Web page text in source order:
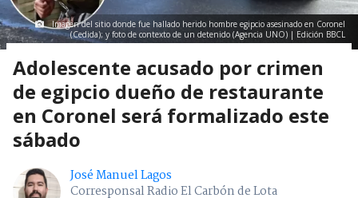
Imagen del sitio donde fue hallado herido hombre egipcio asesinado en Coronel
(Cedida); y foto de contexto de un detenido (Agencia UNO) | Edición BBCL
Adolescente acusado por crimen
de egipcio dueño de restaurante
en Coronel será formalizado este
sábado
José Manuel Lagos
Corresponsal Radio El Carbón de Lota